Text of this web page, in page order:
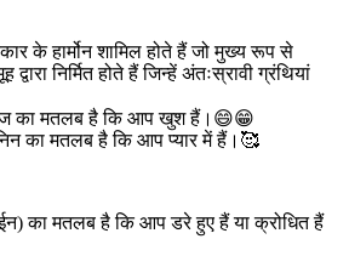
के हार्मोन शामिल होते हैं जो मुख्य रूप से
निर्मित होते हैं जिन्हें अंतःस्रावी ग्रंथियां
का मतलब है कि आप खुश हैं।😄😁
का मतलब है कि आप प्यार में हैं।🥰
का मतलब है कि आप डरे हुए हैं या क्रोधित हैं